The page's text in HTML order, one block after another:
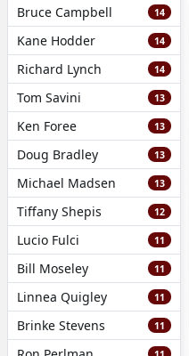
Bruce Campbell 14
Kane Hodder 14
Richard Lynch 14
Tom Savini 13
Ken Foree 13
Doug Bradley 13
Michael Madsen 13
Tiffany Shepis 12
Lucio Fulci 11
Bill Moseley 11
Linnea Quigley 11
Brinke Stevens 11